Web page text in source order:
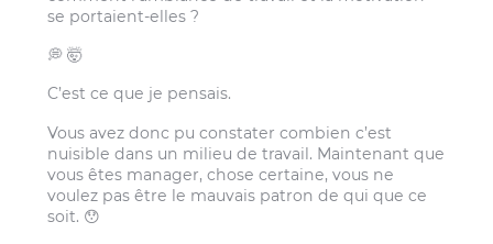
se portaient-elles ?
💭 🤯
C’est ce que je pensais.
Vous avez donc pu constater combien c’est
nuisible dans un milieu de travail. Maintenant que
vous êtes manager, chose certaine, vous ne
voulez pas être le mauvais patron de qui que ce
soit. 😯